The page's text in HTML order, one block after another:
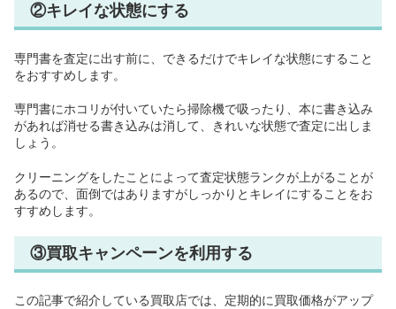
②キレイな状態にする
専門書を査定に出す前に、できるだけでキレイな状態にすること
をおすすめします。
専門書にホコリが付いていたら掃除機で吸ったり、本に書き込み
があれば消せる書き込みは消して、きれいな状態で査定に出しま
しょう。
クリーニングをしたことによって査定状態ランクが上がることが
あるので、面倒ではありますがしっかりとキレイにすることをお
すすめします。
③買取キャンペーンを利用する
この記事で紹介している買取店では、定期的に買取価格がアップ